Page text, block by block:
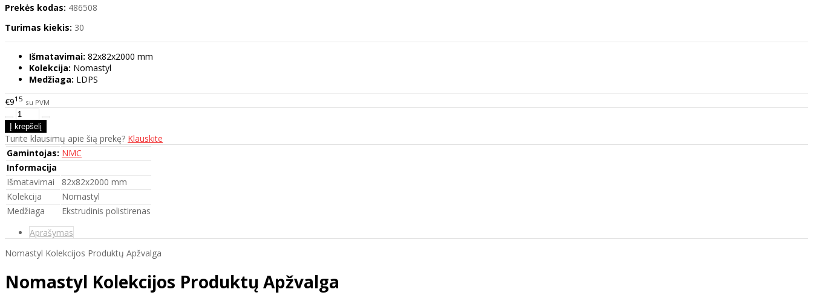
Prekės kodas: 486508
Turimas kiekis: 30
Išmatavimai: 82x82x2000 mm
Kolekcija: Nomastyl
Medžiaga: LDPS
€915 su PVM
Turite klausimų apie šią prekę? Klauskite
Gamintojas: NMC
Informacija
Išmatavimai
82x82x2000 mm
Kolekcija
Nomastyl
Medžiaga
Ekstrudinis polistirenas
Aprašymas
Nomastyl Kolekcijos Produktų Apžvalga
Nomastyl Kolekcijos Produktų Apžvalga